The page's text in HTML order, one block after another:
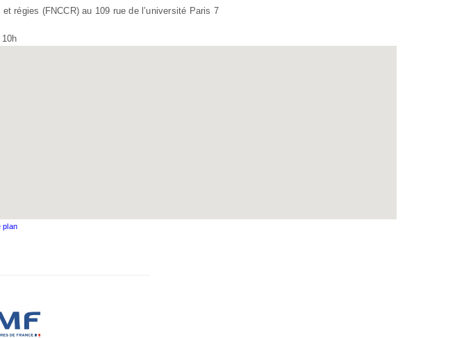
régies (FNCCR) au 109 rue de l’université Paris 7
10h
plan